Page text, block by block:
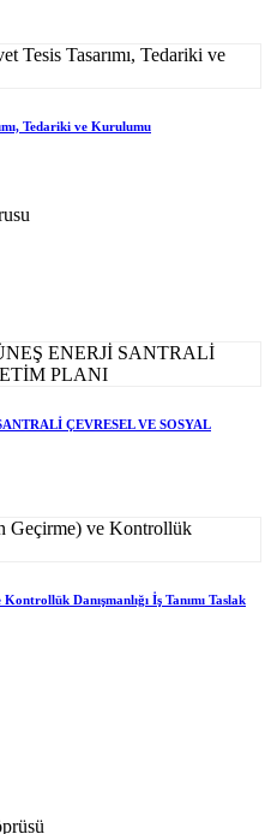
Tedariki ve Kurulumu
ÇEVRESEL VE SOSYAL
Danışmanlığı İş Tanımı Taslak